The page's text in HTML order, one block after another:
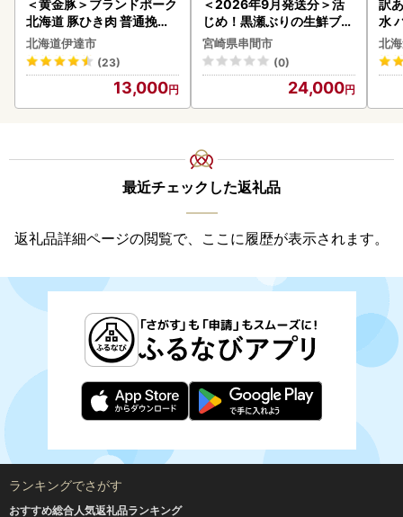
＜黄金豚＞ブランドポーク
北海道 豚ひき肉 普通挽き
200g 10パック 計2kg
北海道伊達市
(23)
13,000
＜2026年9月発送分＞活
じめ！黒瀬ぶりの生鮮ブリ
ロイン2節（1.0kg前後）_
K001-012-2609
宮崎県串間市
(0)
24,000
訳
水
ク
付
海
取
北
最近チェックした返礼品
返礼品詳細ページの閲覧で、ここに履歴が表示されます。
ランキングでさがす
おすすめ総合人気返礼品ランキング